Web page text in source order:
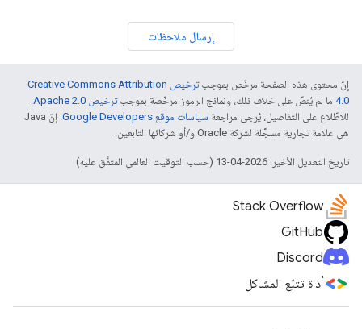
إرسال ملاحظات
إنّ محتوى هذه الصفحة مرخّص بموجب
ترخيص Creative Commons Attribution
4.0‏ ما لم يُنصّ على خلاف ذلك، ونماذج الرموز مرخّصة بموجبترخيص Apache 2.0‏
.
للاطّلاع على التفاصيل، يُرجى مراجعة سياسات موقع Google Developers‏
. إنّ Java
هي علامة تجارية مسجَّلة لشركة Oracle و/أو شركائها التابعين.
تاريخ التعديل الأخير: 2026-04-13 (حسب التوقيت العالمي المتفَّق عليه)
Stack Overflow
GitHub
Discord
أداة تتبّع المشاكل